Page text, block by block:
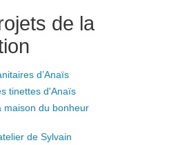
de la
d’Anaïs
tinettes d'Anaïs
maison du bonheur
de Sylvain